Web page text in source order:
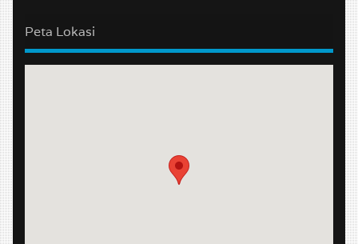
Peta Lokasi